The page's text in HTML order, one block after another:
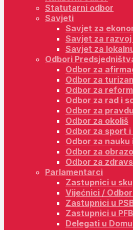
Statutarni odbor
Savjeti
Savjet za
Savjet za razvoj
Savjet za
Odbori
Odbor za
Odbor za
Odbor za
Odbor za rad i
Odbor za
Odbor za okoliš
Odbor za sport
Odbor za
Odbor za
Odbor za
Parlamentarci
Zastupnici u
Vijećnici /
Zastupnici u
Zastupnici u
Delegati u